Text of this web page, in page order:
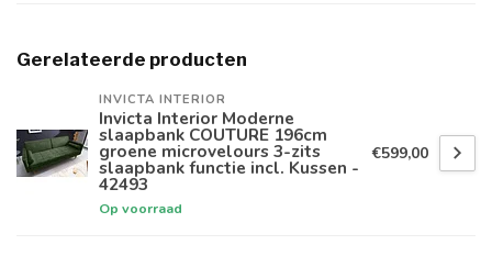
Gerelateerde producten
INVICTA INTERIOR
Invicta Interior Moderne
slaapbank COUTURE 196cm
groene microvelours 3-zits
slaapbank functie incl. Kussen -
42493
Op voorraad
€599,00